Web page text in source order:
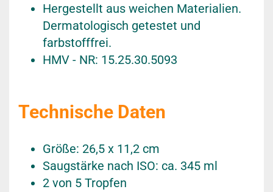
Hergestellt aus weichen Materialien.
Dermatologisch getestet und
farbstofffrei.
HMV - NR: 15.25.30.5093
Technische Daten
Größe: 26,5 x 11,2 cm
Saugstärke nach ISO: ca. 345 ml
2 von 5 Tropfen